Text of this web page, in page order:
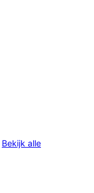
Bekijk alle